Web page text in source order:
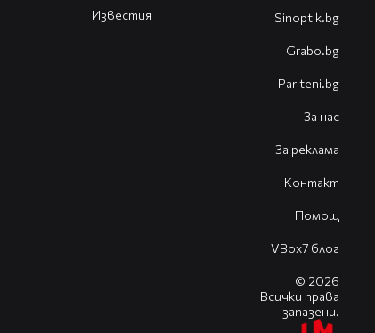
Известия Sinoptik.bg
Grabo.bg
Pariteni.bg
За нас
За реклама
Контакт
Помощ
VBox7 блог
© 2026
Всички права
запазени.